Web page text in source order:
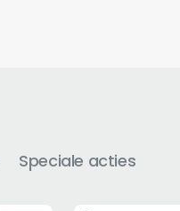
Speciale acties